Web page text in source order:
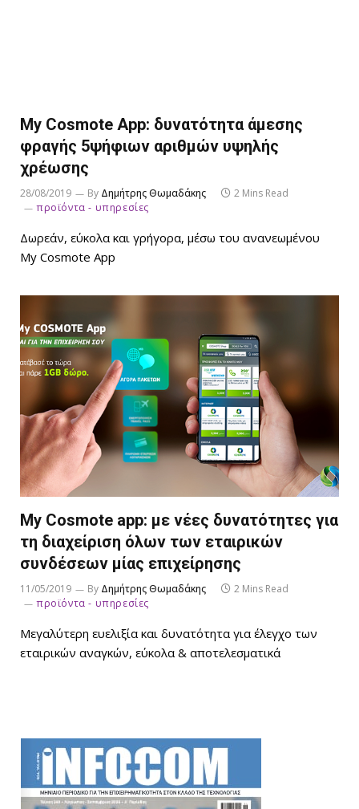
My Cosmote App: δυνατότητα άμεσης
φραγής 5ψήφιων αριθμών υψηλής
χρέωσης
28/08/2019 By Δημήτρης Θωμαδάκης
2 Mins Read
προϊόντα - υπηρεσίες
Δωρεάν, εύκολα και γρήγορα, μέσω του ανανεωμένου
My Cosmote App
My Cosmote app: με νέες δυνατότητες για
τη διαχείριση όλων των εταιρικών
συνδέσεων μίας επιχείρησης
11/05/2019 By Δημήτρης Θωμαδάκης
2 Mins Read
προϊόντα - υπηρεσίες
Μεγαλύτερη ευελιξία και δυνατότητα για έλεγχο των
εταιρικών αναγκών, εύκολα & αποτελεσματικά